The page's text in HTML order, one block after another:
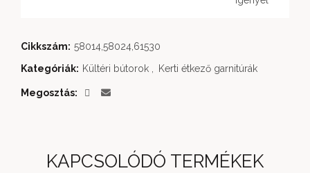
Cikkszám: 58014,58024,61530
Kategóriák: Kültéri bútorok , Kerti étkező garnitúrák
Megosztás
KAPCSOLÓDÓ TERMÉKEK